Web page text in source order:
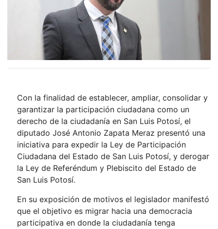
Con la finalidad de establecer, ampliar, consolidar y
garantizar la participación ciudadana como un
derecho de la ciudadanía en San Luis Potosí, el
diputado José Antonio Zapata Meraz presentó una
iniciativa para expedir la Ley de Participación
Ciudadana del Estado de San Luis Potosí, y derogar
la Ley de Referéndum y Plebiscito del Estado de
San Luis Potosí.
En su exposición de motivos el legislador manifestó
que el objetivo es migrar hacia una democracia
participativa en donde la ciudadanía tenga